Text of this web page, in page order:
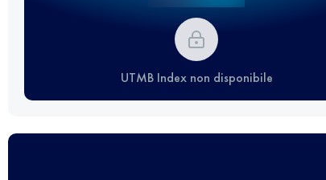
UTMB Index non disponibile